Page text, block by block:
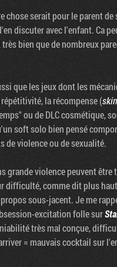
chose serait pour le parent
discuter avec l'enfant. Ca
bien que de nombreux
que les jeux dont les
la récompense (
ou de DLC cosmétique,
soft solo bien pensé
de violence ou de sexualité.
grande violence peuvent être
difficulté, comme dit plus
sous-jacent. Je me
excitation folle sur
très mal conçue,
= mauvais cocktail sur